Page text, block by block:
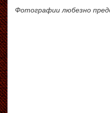
Фотографии любезно